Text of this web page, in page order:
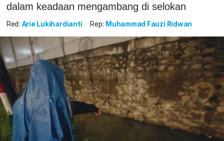
dalam keadaan mengambang di selokan
Red: Arie Lukihardianti Rep: Muhammad Fauzi Ridwan